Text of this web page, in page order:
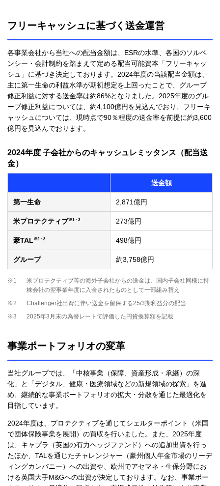
フリーキャッシュに基づく送金運営
各事業会社から当社への配当金額は、ESRの水準、各国のソルベ
ンシー・会計制約を踏まえて定める配当可能資本「フリーキャッ
シュ」に基づき決定しております。2024年度の当該配当金額は、
主に第一生命の利益水準が期初想定を上回ったことで、グループ
修正利益に対する送金率は約86%となりました。2025年度のグル
ープ修正利益については、約4,100億円を見込んでおり、フリーキ
ャッシュについては、現時点で90％程度の送金率を前提に約3,600
億円を見込んでおります。
2024年度 子会社からのキャッシュレミッタンス（配当送
金）
送金額
第一生命 2,871億円
米プロテクティブ※1・3 273億円
豪TAL※2・3 498億円
グループ 約3,758億円
※1
米プロテクティブ等の海外子会社からの送金は、国内子会社同様に持
株会社の翌事業年度に入金されたものとして一部組み替え
※2
Challenger社出資に伴い送金を留保する25/3期利益分の配当
※3
2025年3月末の為替レートで評価した円貨換算額を記載
事業ポートフォリオの変革
当社グループでは、「中核事業（保障、資産形成・承継）の深
化」と「デジタル、健康・医療領域などの新規領域の探索」を進
め、継続的な事業ポートフォリオの拡大・分散を通じた最適化を
目指しています。
2024年度は、プロテクティブを通じてシェルターポイント（米国
で団体保険事業を展開）の買収を行いました。また、2025年度
は、キャプラ（英国の有力ヘッジファンド）への追加出資を行っ
たほか、TALを通じたチャレンジャー（豪州個人年金市場のリーデ
ィングカンパニー）への出資や、欧州でアセマネ・生保分野にお
ける英国大手M&Gへの出資が決定しております。なお、事業ポー